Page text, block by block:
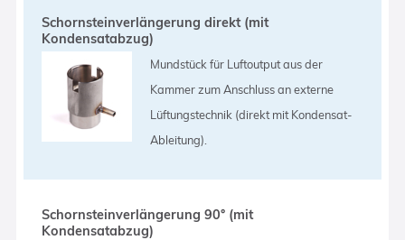
Schornsteinverlängerung direkt (mit
Kondensatabzug)
Mundstück für Luftoutput aus der
Kammer zum Anschluss an externe
Lüftungstechnik (direkt mit Kondensat-
Ableitung).
Schornsteinverlängerung 90° (mit
Kondensatabzug)